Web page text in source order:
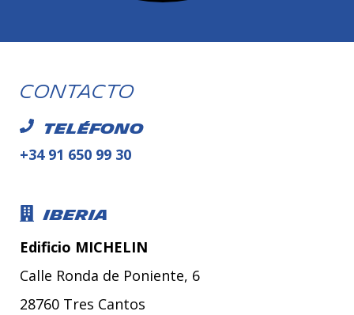
Contacto
Teléfono
+34 91 650 99 30
Iberia
Edificio MICHELIN
Calle Ronda de Poniente, 6
28760 Tres Cantos